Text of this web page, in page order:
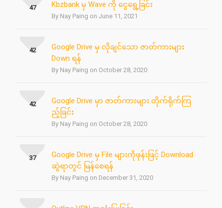
Kbzbank မှ Wave ကို ငွေရွေ့ခြင်း
By Nay Paing on June 11, 2021
47
Google Drive မှ လိုချင်သော ဇာတ်ကားများ
Down ရန်
By Nay Paing on October 28, 2020
42
Google Drive မှာ ဇာတ်ကားများ တိုက်ရိုက်ကြ
ည့်ခြင်း
By Nay Paing on October 28, 2020
42
Google Drive မှ File များကိုဖုန်းဖြင့် Download
ဆွဲရာတွင် မြန်စေရန်
By Nay Paing on December 31, 2020
37